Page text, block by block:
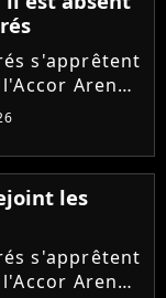
de Santa.
s'apprêtent
Arena
des
Coeur.
dernières
figure de
sera à
les
s'apprêtent
Arena